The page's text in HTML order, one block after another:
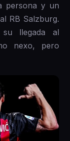
persona y un
RB Salzburg.
llegada al
nexo, pero